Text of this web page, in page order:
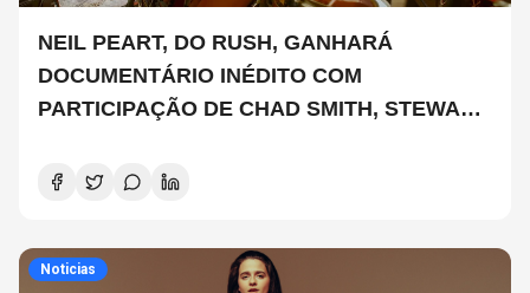
NEIL PEART, DO RUSH, GANHARÁ
DOCUMENTÁRIO INÉDITO COM
PARTICIPAÇÃO DE CHAD SMITH, STEWART
Noticias